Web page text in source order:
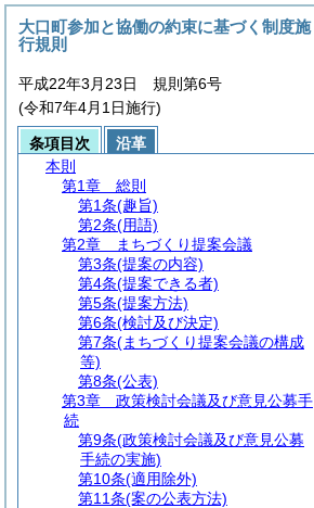
大口町参加と協働の約束に基づく制度施
行規則
平成22年3月23日 規則第6号
(令和7年4月1日施行)
条項目次
沿革
本則
第1章
総則
第1条(趣旨)
第2条(用語)
第2章
まちづくり提案会議
第3条(提案の内容)
第4条(提案できる者)
第5条(提案方法)
第6条(検討及び決定)
第7条(まちづくり提案会議の構成
等)
第8条(公表)
第3章
政策検討会議及び意見公募手
続
第9条(政策検討会議及び意見公募
手続の実施)
第10条(適用除外)
第11条(案の公表方法)